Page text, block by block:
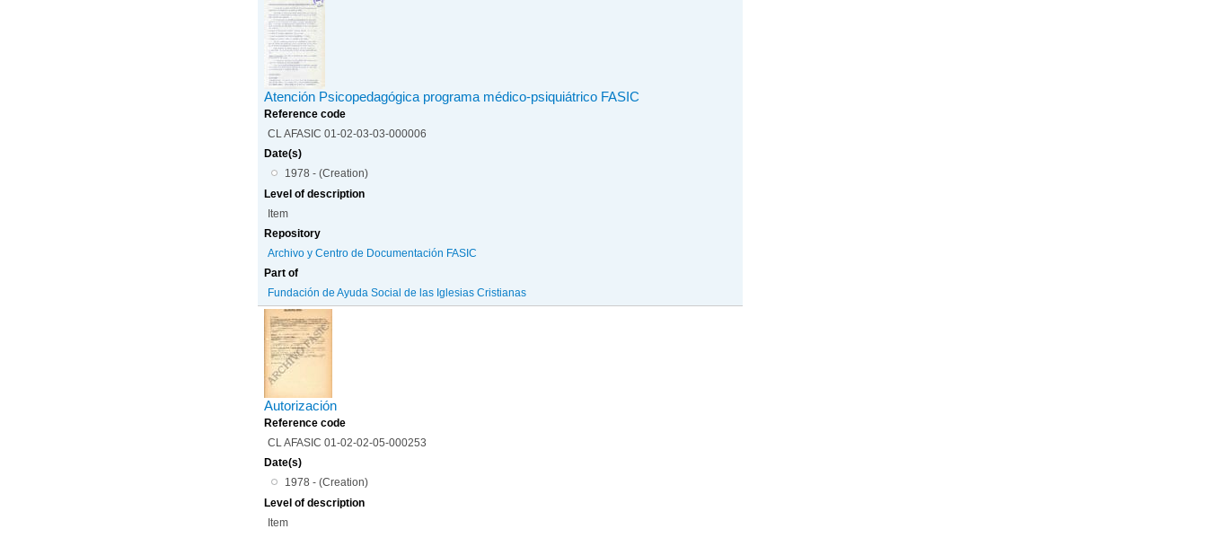
Atención Psicopedagógica programa médico-psiquiátrico FASIC
Reference code
CL AFASIC 01-02-03-03-000006
Date(s)
1978 - (Creation)
Level of description
Item
Repository
Archivo y Centro de Documentación FASIC
Part of
Fundación de Ayuda Social de las Iglesias Cristianas
Autorización
Reference code
CL AFASIC 01-02-02-05-000253
Date(s)
1978 - (Creation)
Level of description
Item